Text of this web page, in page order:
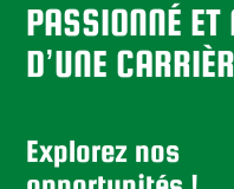
PASSIONNÉ ET
D’UNE
Explorez nos